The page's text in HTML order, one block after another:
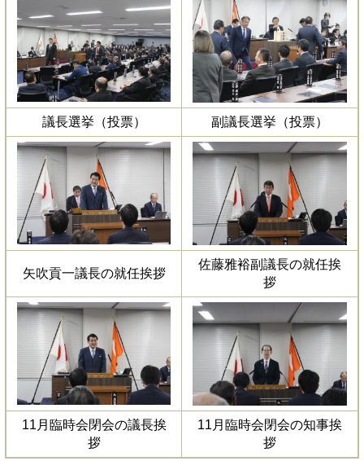
議長選挙（投票） 副議長選挙（投票）
矢吹貢一議長の就任挨拶
佐藤雅裕副議長の就任挨
拶
11月臨時会閉会の議長挨
拶
11月臨時会閉会の知事挨
拶